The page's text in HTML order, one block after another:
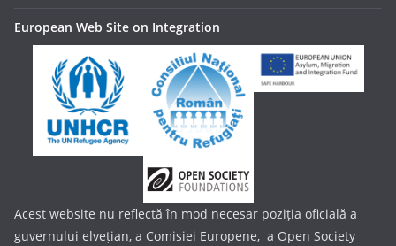
European Web Site on Integration
Acest website nu reflectă în mod necesar poziția oficială a
guvernului elvețian, a Comisiei Europene, a Open Society